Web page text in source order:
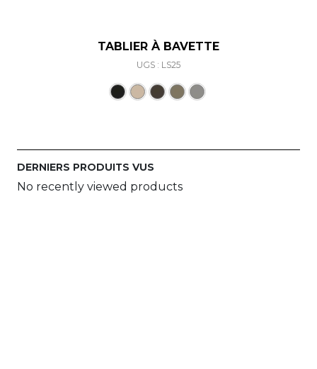
TABLIER À BAVETTE
UGS : LS25
DERNIERS PRODUITS VUS
No recently viewed products